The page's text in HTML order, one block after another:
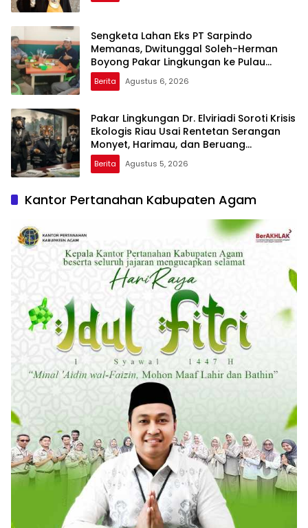
Sengketa Lahan Eks PT Sarpindo
Memanas, Dwitunggal Soleh-Herman
Boyong Pakar Lingkungan ke Pulau
Rupat
Berita Agustus 6, 2026
Pakar Lingkungan Dr. Elviriadi Soroti Krisis
Ekologis Riau Usai Rentetan Serangan
Monyet, Harimau, dan Beruang
Terhadap Warga
Berita Agustus 5, 2026
Kantor Pertanahan Kabupaten Agam